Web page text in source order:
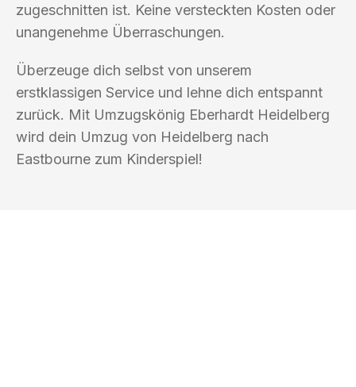
zugeschnitten ist. Keine versteckten Kosten oder
unangenehme Überraschungen.
Überzeuge dich selbst von unserem
erstklassigen Service und lehne dich entspannt
zurück. Mit Umzugskönig Eberhardt Heidelberg
wird dein Umzug von Heidelberg nach
Eastbourne zum Kinderspiel!